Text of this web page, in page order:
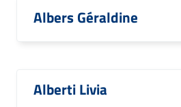
Albers Géraldine
Alberti Livia